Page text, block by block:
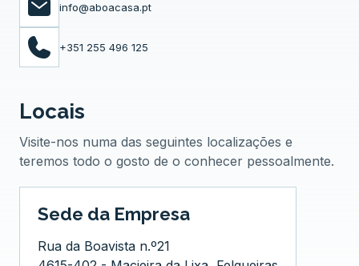
info@aboacasa.pt
+351 255 496 125
Locais
Visite-nos numa das seguintes localizações e
teremos todo o gosto de o conhecer pessoalmente.
Sede da Empresa
Rua da Boavista n.º21